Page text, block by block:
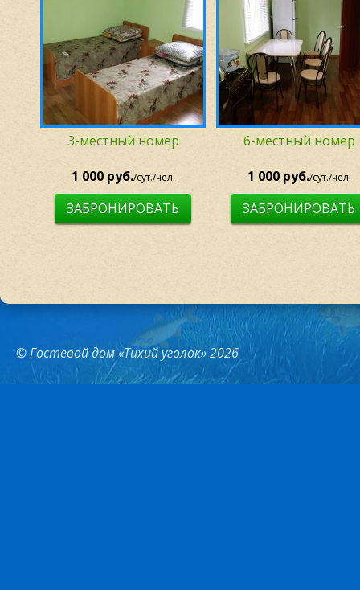
3-местный номер
1 000 руб./сут./чел.
ЗАБРОНИРОВАТЬ
6-местный номер
1 000 руб./сут./чел.
ЗАБРОНИРОВАТЬ
© Гостевой дом «Тихий уголок» 2026